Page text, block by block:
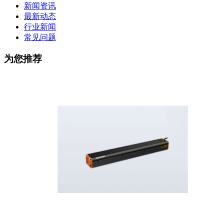
新闻资讯
最新动态
行业新闻
常见问题
为您推荐